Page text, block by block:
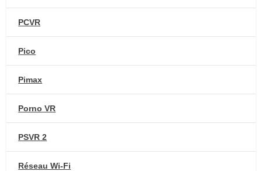
PCVR
Pico
Pimax
Porno VR
PSVR 2
Réseau Wi-Fi